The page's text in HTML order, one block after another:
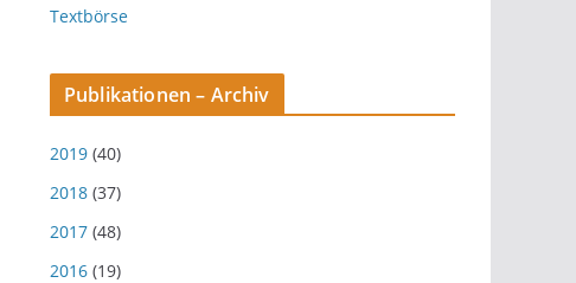
Textbörse
Publikationen – Archiv
2019 (40)
2018 (37)
2017 (48)
2016 (19)